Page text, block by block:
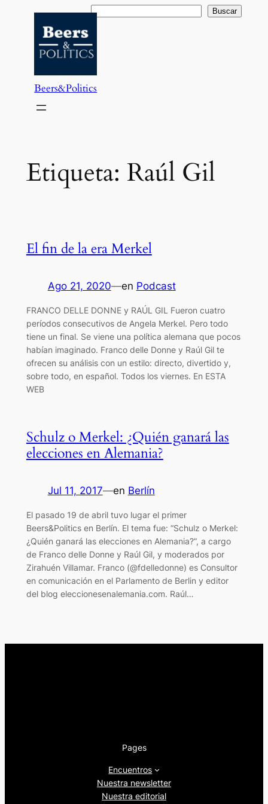
contenido
Buscar Buscar
Beers&Politics
Etiqueta: Raúl Gil
El fin de la era Merkel
Ago 21, 2020—en Podcast
FRANCO DELLE DONNE y RAÚL GIL Fueron cuatro
períodos consecutivos de Angela Merkel. Pero todo
tiene un final. Se viene una política alemana que pocos
habían imaginado. Franco delle Donne y Raúl Gil te
ofrecen su análisis con un estilo: directo, divertido y,
sobre todo, en español. Todos los viernes. En ESTA
WEB
Schulz o Merkel: ¿Quién ganará las
elecciones en Alemania?
Jul 11, 2017—en Berlín
El pasado 19 de abril tuvo lugar el primer
Beers&Politics en Berlín. El tema fue: “Schulz o Merkel:
¿Quién ganará las elecciones en Alemania?”, a cargo
de Franco delle Donne y Raúl Gil, y moderados por
Zirahuén Villamar. Franco (@fdelledonne) es Consultor
en comunicación en el Parlamento de Berlin​ y editor
del blog​ eleccionesenalemania.com. Raúl…
Pages
Encuentros
Nuestra newsletter
Nuestra editorial